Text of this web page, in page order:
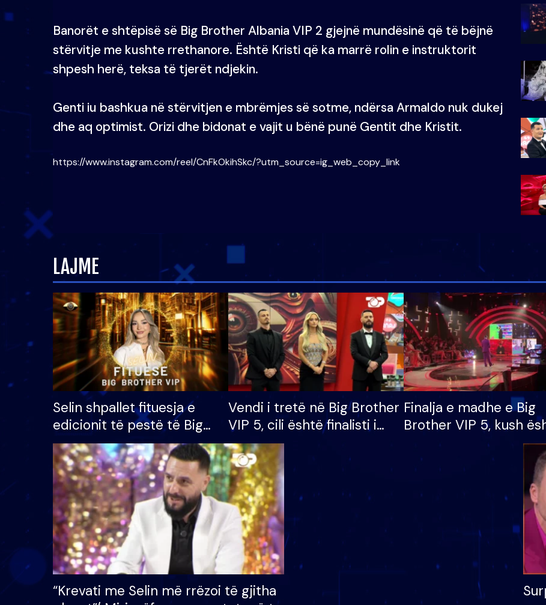
Banorët e shtëpisë së Big Brother Albania VIP 2 gjejnë mundësinë që të bëjnë
stërvitje me kushte rrethanore. Është Kristi që ka marrë rolin e instruktorit
shpesh herë, teksa të tjerët ndjekin.
Genti iu bashkua në stërvitjen e mbrëmjes së sotme, ndërsa Armaldo nuk dukej
dhe aq optimist. Orizi dhe bidonat e vajit u bënë punë Gentit dhe Kristit.
https://www.instagram.com/reel/CnFkOkihSkc/?utm_source=ig_web_copy_link
LAJME
Selin shpallet fituesja e
edicionit të pestë të Big
Brother VIP, rrëmben
çmimin e madh prej 100
mijë eurosh
Vendi i tretë në Big Brother
VIP 5, cili është finalisti i
radhës që lë shtëpinë
Finalja e madhe e Big
Brother VIP 5, kush
banori i parë që lë
dhe humb mundësinë
të fituar çmimin e madh
“Krevati me Selin më rrëzoi të gjitha